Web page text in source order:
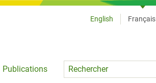
Publications
Language
English Français